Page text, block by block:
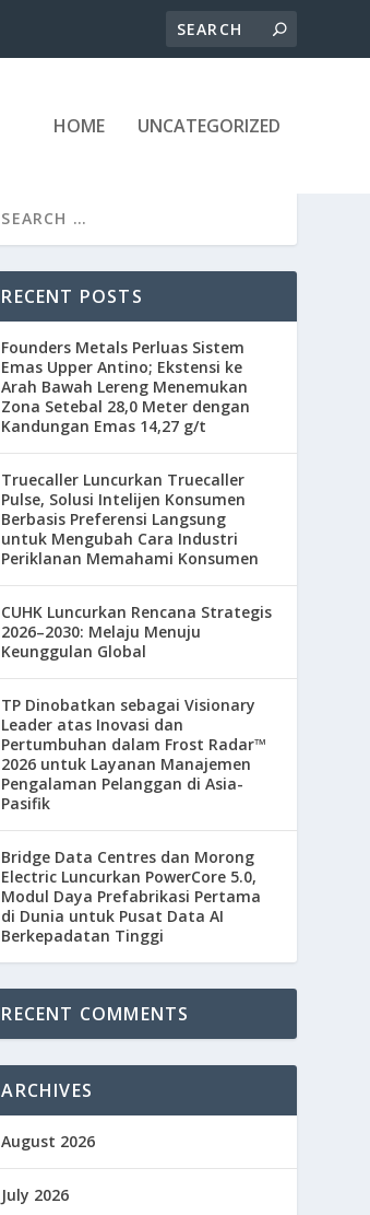
HOME UNCATEGORIZED
RECENT POSTS
Founders Metals Perluas Sistem
Emas Upper Antino; Ekstensi ke
Arah Bawah Lereng Menemukan
Zona Setebal 28,0 Meter dengan
Kandungan Emas 14,27 g/t
Truecaller Luncurkan Truecaller
Pulse, Solusi Intelijen Konsumen
Berbasis Preferensi Langsung
untuk Mengubah Cara Industri
Periklanan Memahami Konsumen
CUHK Luncurkan Rencana Strategis
2026–2030: Melaju Menuju
Keunggulan Global
TP Dinobatkan sebagai Visionary
Leader atas Inovasi dan
Pertumbuhan dalam Frost Radar™
2026 untuk Layanan Manajemen
Pengalaman Pelanggan di Asia-
Pasifik
Bridge Data Centres dan Morong
Electric Luncurkan PowerCore 5.0,
Modul Daya Prefabrikasi Pertama
di Dunia untuk Pusat Data AI
Berkepadatan Tinggi
RECENT COMMENTS
ARCHIVES
August 2026
July 2026